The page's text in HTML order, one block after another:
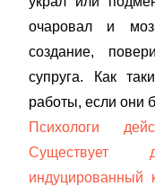
очаровал и
создание,
супруга. Как
работы, если они
Психологи
Существует
индуцированный